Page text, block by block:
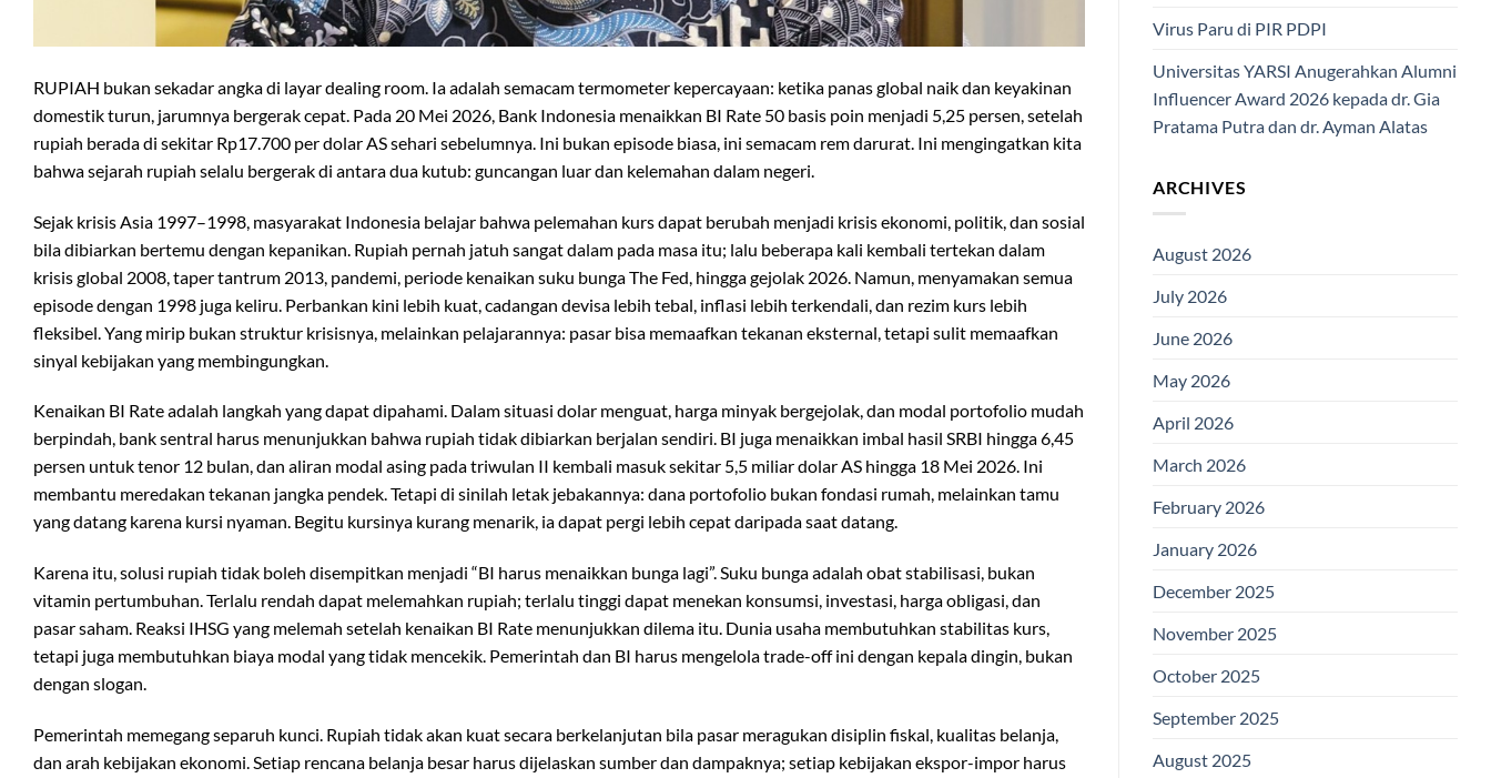
RUPIAH bukan sekadar angka di layar dealing room. Ia adalah semacam termometer kepercayaan: ketika panas global naik dan keyakinan
domestik turun, jarumnya bergerak cepat. Pada 20 Mei 2026, Bank Indonesia menaikkan BI Rate 50 basis poin menjadi 5,25 persen, setelah
rupiah berada di sekitar Rp17.700 per dolar AS sehari sebelumnya. Ini bukan episode biasa, ini semacam rem darurat. Ini mengingatkan kita
bahwa sejarah rupiah selalu bergerak di antara dua kutub: guncangan luar dan kelemahan dalam negeri.
Sejak krisis Asia 1997–1998, masyarakat Indonesia belajar bahwa pelemahan kurs dapat berubah menjadi krisis ekonomi, politik, dan sosial
bila dibiarkan bertemu dengan kepanikan. Rupiah pernah jatuh sangat dalam pada masa itu; lalu beberapa kali kembali tertekan dalam
krisis global 2008, taper tantrum 2013, pandemi, periode kenaikan suku bunga The Fed, hingga gejolak 2026. Namun, menyamakan semua
episode dengan 1998 juga keliru. Perbankan kini lebih kuat, cadangan devisa lebih tebal, inflasi lebih terkendali, dan rezim kurs lebih
fleksibel. Yang mirip bukan struktur krisisnya, melainkan pelajarannya: pasar bisa memaafkan tekanan eksternal, tetapi sulit memaafkan
sinyal kebijakan yang membingungkan.
Kenaikan BI Rate adalah langkah yang dapat dipahami. Dalam situasi dolar menguat, harga minyak bergejolak, dan modal portofolio mudah
berpindah, bank sentral harus menunjukkan bahwa rupiah tidak dibiarkan berjalan sendiri. BI juga menaikkan imbal hasil SRBI hingga 6,45
persen untuk tenor 12 bulan, dan aliran modal asing pada triwulan II kembali masuk sekitar 5,5 miliar dolar AS hingga 18 Mei 2026. Ini
membantu meredakan tekanan jangka pendek. Tetapi di sinilah letak jebakannya: dana portofolio bukan fondasi rumah, melainkan tamu
yang datang karena kursi nyaman. Begitu kursinya kurang menarik, ia dapat pergi lebih cepat daripada saat datang.
Karena itu, solusi rupiah tidak boleh disempitkan menjadi “BI harus menaikkan bunga lagi”. Suku bunga adalah obat stabilisasi, bukan
vitamin pertumbuhan. Terlalu rendah dapat melemahkan rupiah; terlalu tinggi dapat menekan konsumsi, investasi, harga obligasi, dan
pasar saham. Reaksi IHSG yang melemah setelah kenaikan BI Rate menunjukkan dilema itu. Dunia usaha membutuhkan stabilitas kurs,
tetapi juga membutuhkan biaya modal yang tidak mencekik. Pemerintah dan BI harus mengelola trade-off ini dengan kepala dingin, bukan
dengan slogan.
Pemerintah memegang separuh kunci. Rupiah tidak akan kuat secara berkelanjutan bila pasar meragukan disiplin fiskal, kualitas belanja,
dan arah kebijakan ekonomi. Setiap rencana belanja besar harus dijelaskan sumber dan dampaknya; setiap kebijakan ekspor-impor harus
Virus Paru di PIR PDPI
Universitas YARSI Anugerahkan Alumni
Influencer Award 2026 kepada dr. Gia
Pratama Putra dan dr. Ayman Alatas
ARCHIVES
August 2026
July 2026
June 2026
May 2026
April 2026
March 2026
February 2026
January 2026
December 2025
November 2025
October 2025
September 2025
August 2025